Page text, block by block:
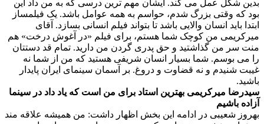
بدین شکل عمل می کند. ایشان مهم ترین درسی که به من داد این
بود که وقتی بزرگ شدم، حواسم به همه عوامل باشد. یک فیلمساز
ابتدا باید انسان والایی باشد تا بتواند فیلم انسانی بسازد. آقای
میرکریمی من کوچک شما هستم، برای فیلم «در آغوش درخت» هم
منت سر من گذاشتید و حق پدری گردن من دارید. تمام قد دستتان
را می بوسم. شما بسیار انسان شریفی هستید که من از شما نه
غیبت شنیدم و نه قضاوت و دروغ. بر آسمان سینمای ایران پایدار
باشید.
سیدرضا میرکریمی بهترین استاد برای من است که یاد داد در سینما
آزاده باشیم
بهروز شعیبی در ادامه این بخش اظهار داشت: من همیشه علاقه مند